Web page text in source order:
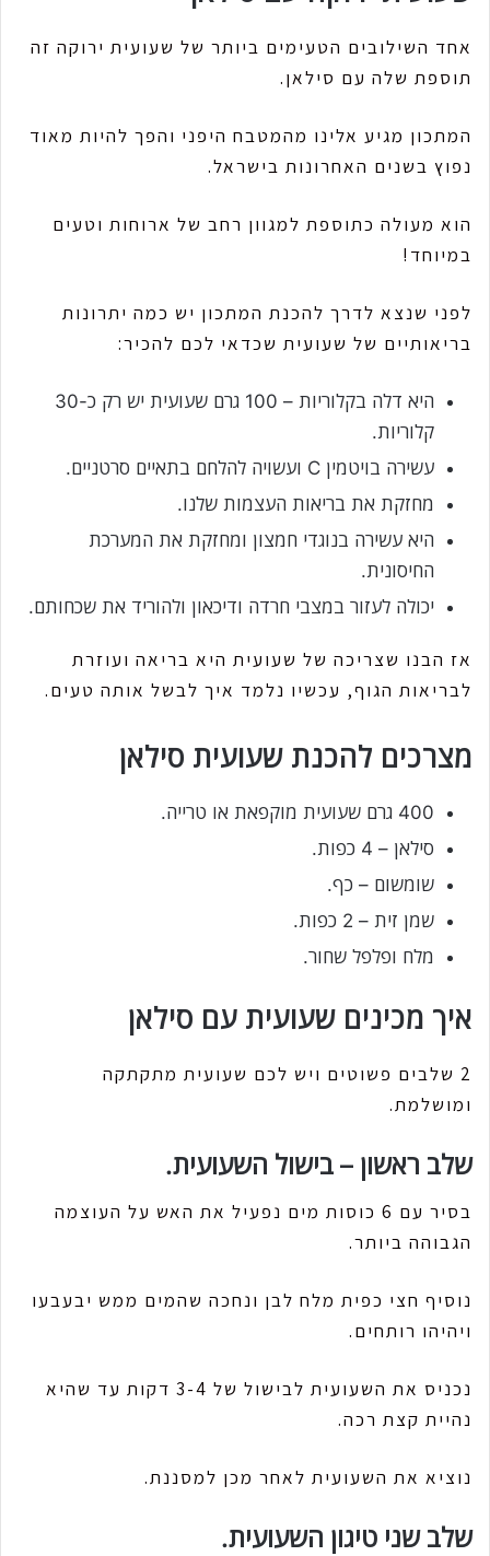
אחד השילובים הטעימים ביותר של שעועית ירוקה זה
תוספת שלה עם סילאן.
המתכון מגיע אלינו מהמטבח היפני והפך להיות מאוד
נפוץ בשנים האחרונות בישראל.
הוא מעולה כתוספת למגוון רחב של ארוחות וטעים
במיוחד!
לפני שנצא לדרך להכנת המתכון יש כמה יתרונות
בריאותיים של שעועית שכדאי לכם להכיר:
היא דלה בקלוריות – 100 גרם שעועית יש רק כ-30
קלוריות.
עשירה בויטמין C ועשויה להלחם בתאיים סרטניים.
מחזקת את בריאות העצמות שלנו.
היא עשירה בנוגדי חמצון ומחזקת את המערכת
החיסונית.
יכולה לעזור במצבי חרדה ודיכאון ולהוריד את שכחותם.
אז הבנו שצריכה של שעועית היא בריאה ועוזרת
לבריאות הגוף, עכשיו נלמד איך לבשל אותה טעים.
מצרכים להכנת שעועית סילאן
400 גרם שעועית מוקפאת או טרייה.
סילאן – 4 כפות.
שומשום – כף.
שמן זית – 2 כפות.
מלח ופלפל שחור.
איך מכינים שעועית עם סילאן
2 שלבים פשוטים ויש לכם שעועית מתקתקה
ומושלמת.
שלב ראשון – בישול השעועית.
בסיר עם 6 כוסות מים נפעיל את האש על העוצמה
הגבוהה ביותר.
נוסיף חצי כפית מלח לבן ונחכה שהמים ממש יבעבעו
ויהיהו רותחים.
נכניס את השעועית לבישול של 3-4 דקות עד שהיא
נהיית קצת רכה.
נוציא את השעועית לאחר מכן למסננת.
שלב שני טיגון השעועית.